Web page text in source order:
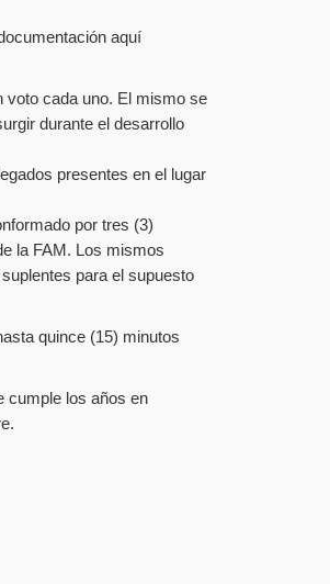
aquí
voto cada uno. El mismo se
durante el desarrollo
presentes en el lugar
por tres (3)
la FAM. Los mismos
para el supuesto
quince (15) minutos
cumple los años en